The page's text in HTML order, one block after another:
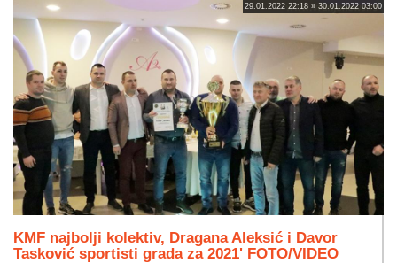
29.01.2022 22:18 » 30.01.2022 03:00
KMF najbolji kolektiv, Dragana Aleksić i Davor
Tasković sportisti grada za 2021' FOTO/VIDEO